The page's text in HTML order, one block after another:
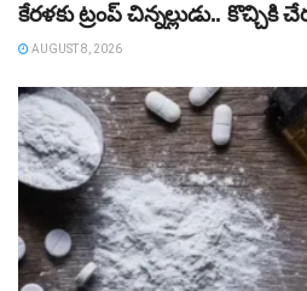
కేరళకు ట్రంప్‌ చిన్నల్లుడు..
AUGUST 8, 2026